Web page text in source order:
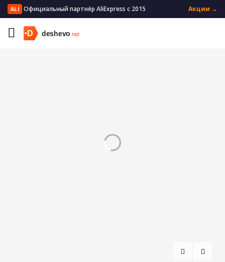
ALI Официальный партнёр AliExpress с 2015 Акции →